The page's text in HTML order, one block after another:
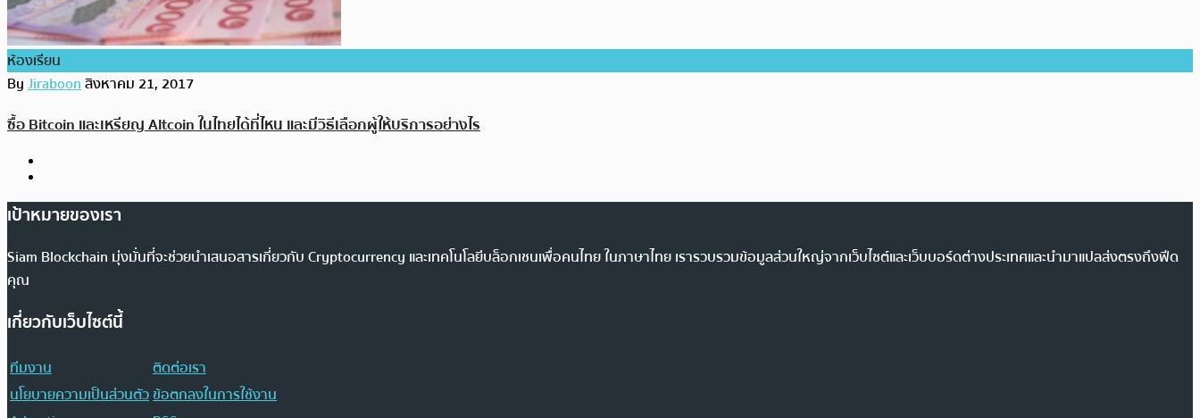
ห้องเรียน
ByJiraboonสิงหาคม 21, 2017
ซื้อ Bitcoin และเหรียญ Altcoin ในไทยได้ที่ไหน และมีวิธีเลือกผู้ให้บริการอย่างไร
เป้าหมายของเรา
Siam Blockchain มุ่งมั่นที่จะช่วยนำเสนอสารเกี่ยวกับ Cryptocurrency และเทคโนโลยีบล็อกเชนเพื่อคนไทย ในภาษาไทย เรารวบรวมข้อมูลส่วนใหญ่จากเว็บไซต์และเว็บบอร์ดต่างประเทศและนำมาแปลส่งตรงถึงฟีด
คุณ
เกี่ยวกับเว็บไซต์นี้
ทีมงาน
ติดต่อเรา
นโยบายความเป็นส่วนตัวข้อตกลงในการใช้งาน